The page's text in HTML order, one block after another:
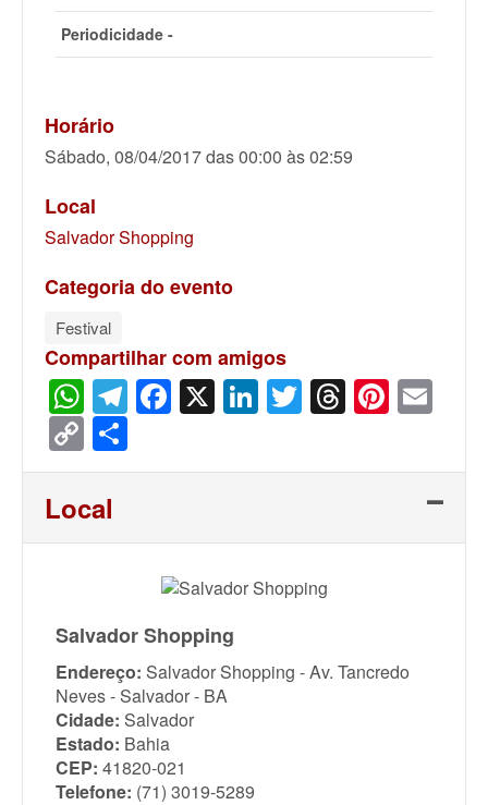
Periodicidade -
Horário
Sábado, 08/04/2017 das 00:00 às 02:59
Local
Salvador Shopping
Categoria do evento
Festival
Compartilhar com amigos
WhatsApp
Telegram
Facebook
X LinkedIn
Twitter
Threads
Copy
Link
Local
Salvador Shopping
Endereço: Salvador Shopping - Av. Tancredo
Neves - Salvador - BA
Cidade: Salvador
Estado: Bahia
CEP: 41820-021
Telefone: (71) 3019-5289